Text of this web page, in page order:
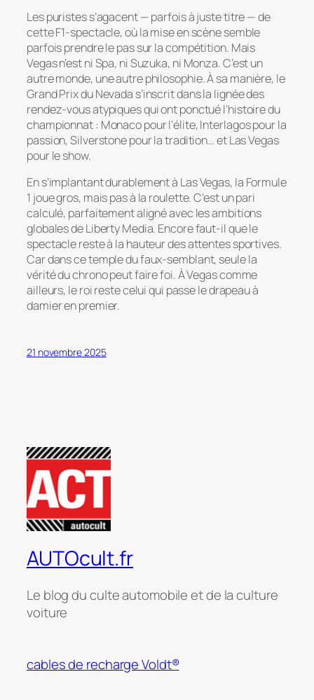
Les puristes s’agacent — parfois à juste titre — de
cette F1-spectacle, où la mise en scène semble
parfois prendre le pas sur la compétition. Mais
Vegas n’est ni Spa, ni Suzuka, ni Monza. C’est un
autre monde, une autre philosophie. À sa manière, le
Grand Prix du Nevada s’inscrit dans la lignée des
rendez-vous atypiques qui ont ponctué l’histoire du
championnat : Monaco pour l’élite, Interlagos pour la
passion, Silverstone pour la tradition… et Las Vegas
pour le show.
En s’implantant durablement à Las Vegas, la Formule
1 joue gros, mais pas à la roulette. C’est un pari
calculé, parfaitement aligné avec les ambitions
globales de Liberty Media. Encore faut-il que le
spectacle reste à la hauteur des attentes sportives.
Car dans ce temple du faux-semblant, seule la
vérité du chrono peut faire foi. À Vegas comme
ailleurs, le roi reste celui qui passe le drapeau à
damier en premier.
21 novembre 2025
AUTOcult.fr
Le blog du culte automobile et de la culture
voiture
cables de recharge Voldt®